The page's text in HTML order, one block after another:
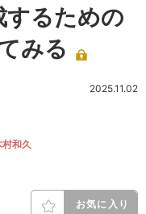
るための
みる
2025.11.02
村和久
お気に入り